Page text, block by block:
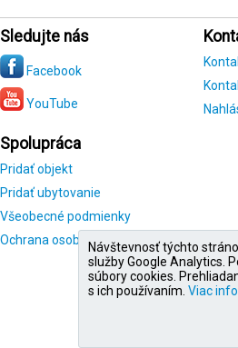
Sledujte nás
Facebook
YouTube
Spolupráca
Pridať objekt
Pridať ubytovanie
Všeobecné podmienky
Ochrana osobných údajovNávštevnosť týchto
služby Google Analytics.
súbory cookies.
s ich používaním. Viac